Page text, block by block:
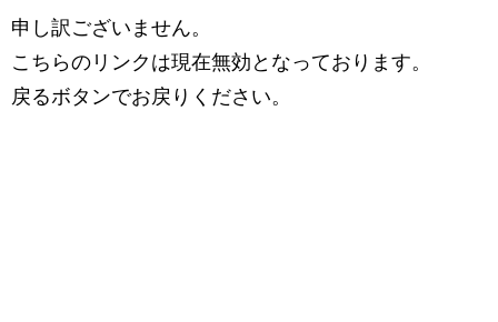
申し訳ございません。
こちらのリンクは現在無効となっております。
戻るボタンでお戻りください。